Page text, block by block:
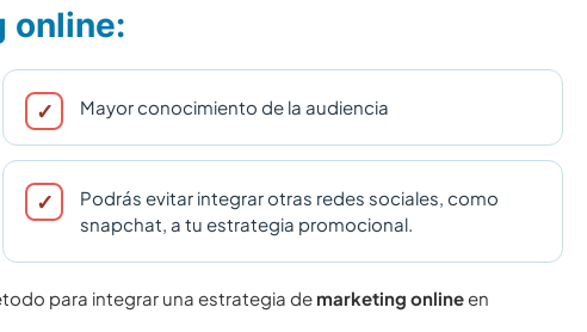
online:
Mayor conocimiento de la audiencia
Podrás evitar integrar otras redes sociales, como
snapchat, a tu estrategia promocional.
para integrar una estrategia de marketing onlineen